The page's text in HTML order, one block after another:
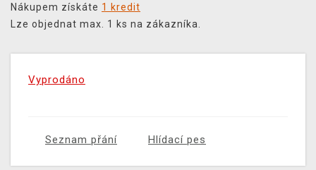
Nákupem získáte 1 kredit
Lze objednat max. 1 ks na zákazníka.
Vyprodáno
Seznam přání Hlídací pes